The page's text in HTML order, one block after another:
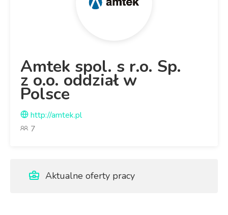
Amtek spol. s r.o. Sp.
z o.o. oddział w
Polsce
http://amtek.pl
7
Aktualne oferty pracy